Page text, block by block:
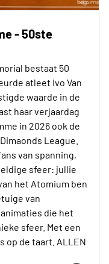
- 50ste
bestaat 50
atleet Ivo Van
waarde in de
haar verjaardag
in 2026 ook de
League.
van spanning,
sfeer: jullie
het Atomium ben
van
die het
sfeer. Met een
op de taart. ALLEN